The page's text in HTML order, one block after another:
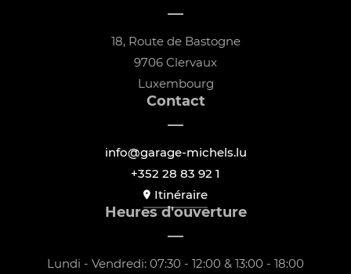
18, Route de Bastogne
9706 Clervaux
Luxembourg
Contact
info@garage-michels.lu
+352 28 83 92 1
Itinéraire
Heures d'ouverture
Lundi - Vendredi: 07:30 - 12:00 & 13:00 - 18:00